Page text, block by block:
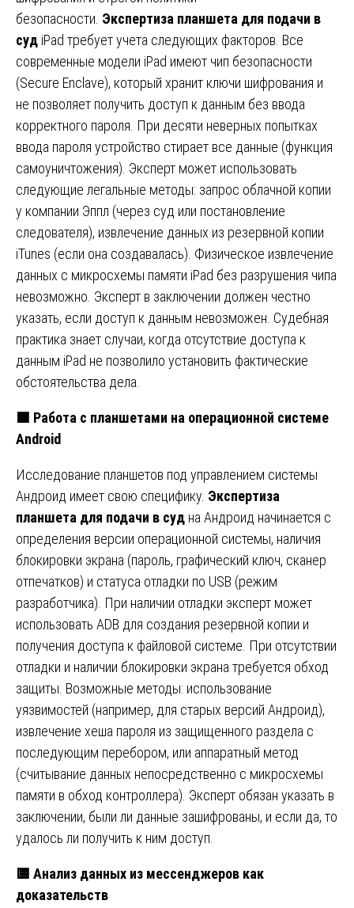
безопасности. Экспертиза планшета для подачи в
суд iPad требует учета следующих факторов. Все
современные модели iPad имеют чип безопасности
(Secure Enclave), который хранит ключи шифрования и
не позволяет получить доступ к данным без ввода
корректного пароля. При десяти неверных попытках
ввода пароля устройство стирает все данные (функция
самоуничтожения). Эксперт может использовать
следующие легальные методы: запрос облачной копии
у компании Эппл (через суд или постановление
следователя), извлечение данных из резервной копии
iTunes (если она создавалась). Физическое извлечение
данных с микросхемы памяти iPad без разрушения чипа
невозможно. Эксперт в заключении должен честно
указать, если доступ к данным невозможен. Судебная
практика знает случаи, когда отсутствие доступа к
данным iPad не позволило установить фактические
обстоятельства дела.
🟩 Работа с планшетами на операционной системе
Android
Исследование планшетов под управлением системы
Андроид имеет свою специфику. Экспертиза
планшета для подачи в суд на Андроид начинается с
определения версии операционной системы, наличия
блокировки экрана (пароль, графический ключ, сканер
отпечатков) и статуса отладки по USB (режим
разработчика). При наличии отладки эксперт может
использовать ADB для создания резервной копии и
получения доступа к файловой системе. При отсутствии
отладки и наличии блокировки экрана требуется обход
защиты. Возможные методы: использование
уязвимостей (например, для старых версий Андроид),
извлечение хеша пароля из защищенного раздела с
последующим перебором, или аппаратный метод
(считывание данных непосредственно с микросхемы
памяти в обход контроллера). Эксперт обязан указать в
заключении, были ли данные зашифрованы, и если да, то
удалось ли получить к ним доступ.
🟨 Анализ данных из мессенджеров как
доказательств